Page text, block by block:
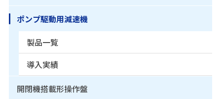
ポンプ駆動用減速機
製品一覧
導入実績
開閉機搭載形操作盤